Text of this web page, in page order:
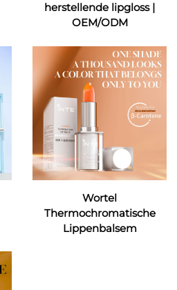
herstellende lipgloss |
OEM/ODM
Wortel
Thermochromatische
Lippenbalsem